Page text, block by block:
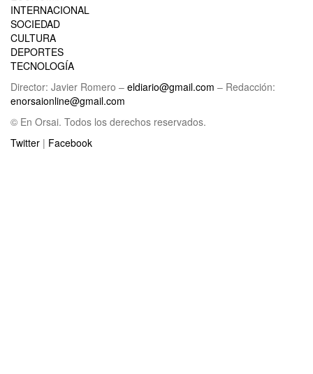
INTERNACIONAL
SOCIEDAD
CULTURA
DEPORTES
TECNOLOGÍA
Director: Javier Romero – eldiario@gmail.com – Redacción:
enorsaionline@gmail.com
© En Orsai. Todos los derechos reservados.
Twitter | Facebook